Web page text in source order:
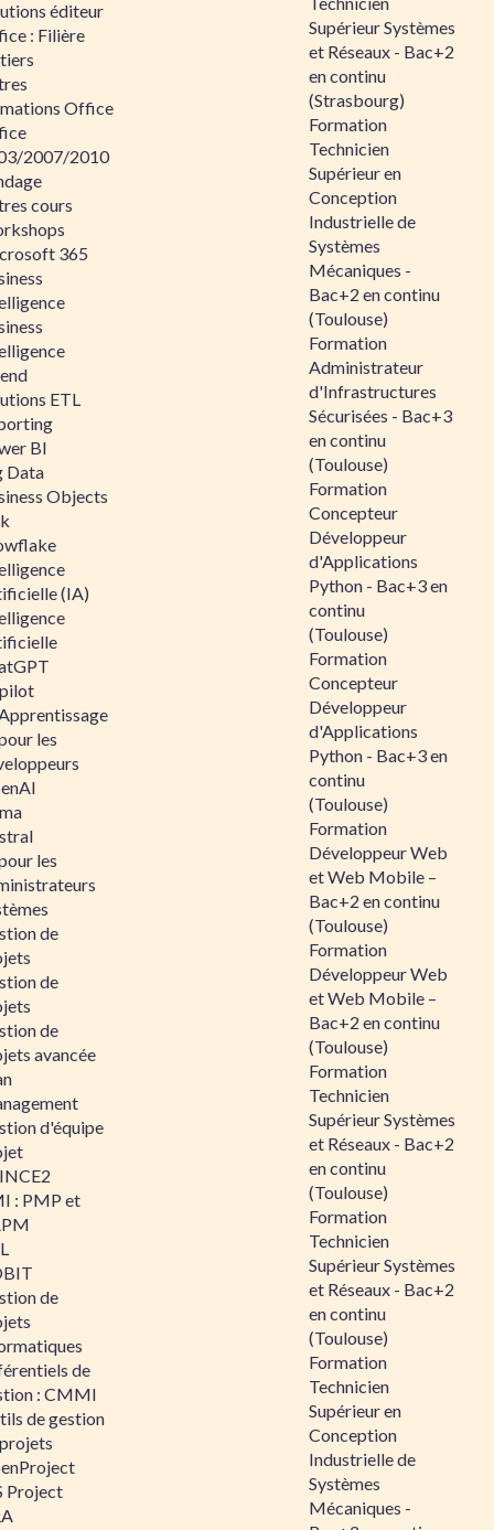
éditeur
: Filière
Office
2007/2010
cours
365
ETL
BI
Data
Objects
(IA)
les
les
de
de
de
avancée
d'équipe
: PMP et
de
de
: CMMI
de gestion
Project
Supérieur Systèmes
et Réseaux - Bac+2
en continu
(Strasbourg)
Formation
Technicien
Supérieur en
Conception
Industrielle de
Systèmes
Mécaniques -
Bac+2 en continu
(Toulouse)
Formation
Administrateur
d'Infrastructures
Sécurisées - Bac+3
en continu
(Toulouse)
Formation
Concepteur
Développeur
d'Applications
Python - Bac+3 en
continu
(Toulouse)
Formation
Concepteur
Développeur
d'Applications
Python - Bac+3 en
continu
(Toulouse)
Formation
Développeur Web
et Web Mobile –
Bac+2 en continu
(Toulouse)
Formation
Développeur Web
et Web Mobile –
Bac+2 en continu
(Toulouse)
Formation
Technicien
Supérieur Systèmes
et Réseaux - Bac+2
en continu
(Toulouse)
Formation
Technicien
Supérieur Systèmes
et Réseaux - Bac+2
en continu
(Toulouse)
Formation
Technicien
Supérieur en
Conception
Industrielle de
Systèmes
Mécaniques -